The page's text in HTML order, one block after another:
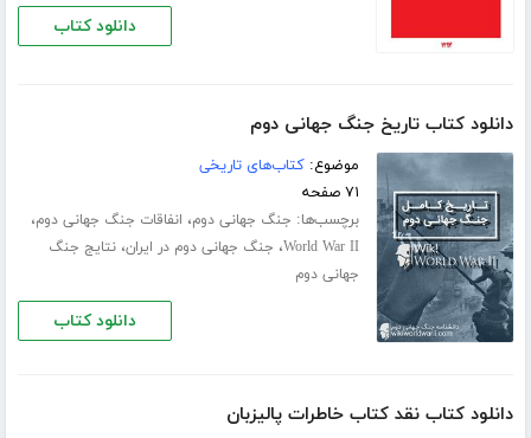
دانلود کتاب
دانلود کتاب تاریخ جنگ جهانی دوم
موضوع:کتاب‌های تاریخی
۷۱ صفحه
برچسب‌ها: جنگ جهانی دوم، انفاقات جنگ جهانی دوم،
World War II، جنگ جهانی دوم در ایران،نتایج جنگ
جهانی دوم
دانلود کتاب
دانلود کتاب نقد کتاب خاطرات پالیزبان